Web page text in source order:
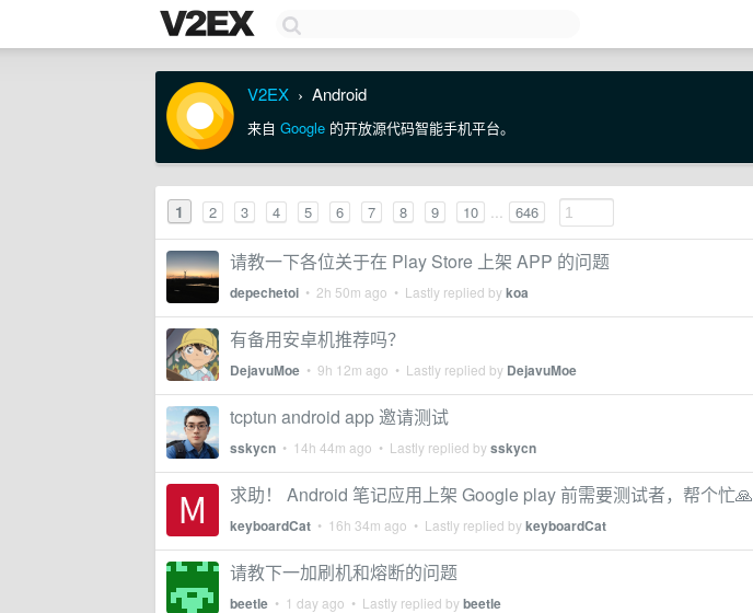
V2EX › Android
来自 Google 的开放源代码智能手机平台。
1 2 3 4 5 6 7 8 9 10 ... 646
请教一下各位关于在 Play Store 上架 APP 的问题
depechetoi • 2h 50m ago • Lastly replied bykoa
有备用安卓机推荐吗？
DejavuMoe • 9h 12m ago • Lastly replied by DejavuMoe
tcptun android app 邀请测试
sskycn • 14h 44m ago • Lastly replied bysskycn
求助！ Android 笔记应用上架 Google play 前需要测试者，帮个忙🙏
keyboardCat • 16h 34m ago • Lastly replied bykeyboardCat
请教下一加刷机和熔断的问题
beetle • 1 day ago • Lastly replied bybeetle